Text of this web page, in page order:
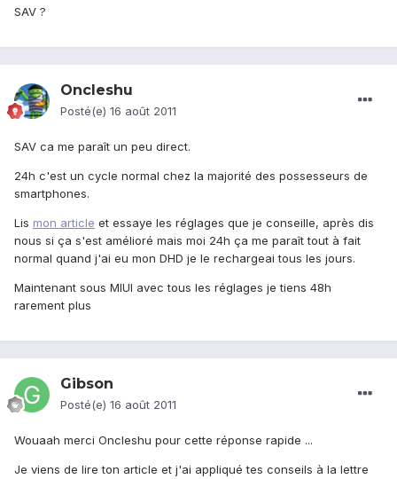
SAV ?
Oncleshu
Posté(e) 16 août 2011
SAV ca me paraît un peu direct.
24h c'est un cycle normal chez la majorité des possesseurs de
smartphones.
Lis mon article et essaye les réglages que je conseille, après dis
nous si ça s'est amélioré mais moi 24h ça me paraît tout à fait
normal quand j'ai eu mon DHD je le rechargeai tous les jours.
Maintenant sous MIUI avec tous les réglages je tiens 48h
rarement plus
Gibson
Posté(e) 16 août 2011
Wouaah merci Oncleshu pour cette réponse rapide ...
Je viens de lire ton article et j'ai appliqué tes conseils à la lettre